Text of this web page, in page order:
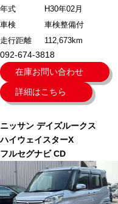
年式
H30年02月
車検
車検整備付
走行距離
112,673km
092-674-3818
在庫お問い合わせ
詳細はこちら
ニッサン デイズルークス
ハイウェイスターX
フルセグナビ CD